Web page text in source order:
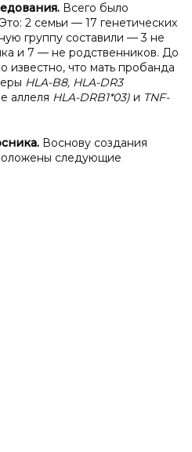
Всего было
2 семьи — 17 генетических
группу составили — 3 не
и 7 — не родственников. До
известно, что мать пробанда
HLA-B8, HLA-DR3
аллеля HLA-DRB1*03) и TNF-
Воснову создания
следующие